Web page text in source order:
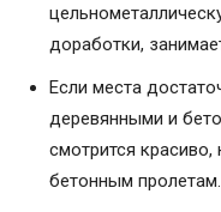
доработки,
Если места
деревянными и
смотрится красиво,
бетонным пролетам.